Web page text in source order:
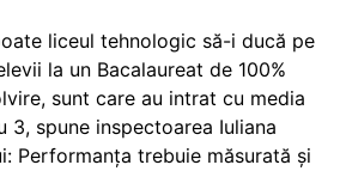
liceul tehnologic să-i ducă pe
la un Bacalaureat de 100%
sunt care au intrat cu media
3, spune inspectoarea Iuliana
Performanța trebuie măsurată și